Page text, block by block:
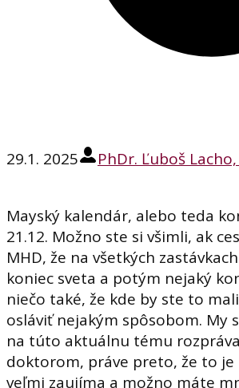
29.1. 2025 PhDr. Ľuboš
Mayský kalendár, alebo teda
21.12. Možno ste si všimli, ak
MHD, že na všetkých
koniec sveta a potým nejaký
niečo také, že kde by ste to
osláviť nejakým spôsobom. My
na túto aktuálnu tému
doktorom, práve preto, že to je
veľmi zaujíma a možno máte